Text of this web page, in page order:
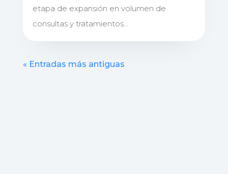
etapa de expansión en volumen de
consultas y tratamientos...
« Entradas más antiguas